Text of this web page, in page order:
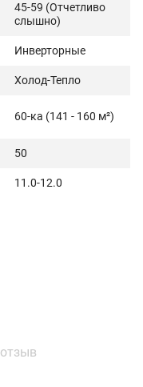
45-59 (Отчетливо
слышно)
Инверторные
Холод-Тепло
60-ка (141 - 160 м²)
50
11.0-12.0